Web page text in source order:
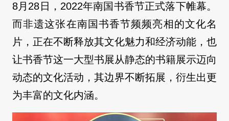
8月28日，2022年南国书香节正式落下帷幕。
而非遗这张在南国书香节频频亮相的文化名
片，正在不断释放其文化魅力和经济动能，也
让书香节这一大型书展从静态的书籍展示迈向
动态的文化活动，其边界不断拓展，衍生出更
为丰富的文化内涵。